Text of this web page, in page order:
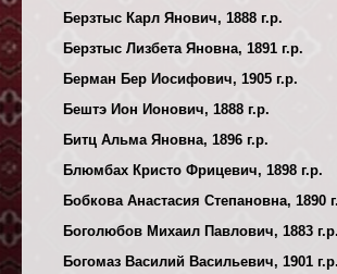
Берзтыс Карл Янович, 1888 г.р.
Берзтыс Лизбета Яновна, 1891 г.р.
Берман Бер Иосифович, 1905 г.р.
Бештэ Ион Ионович, 1888 г.р.
Битц Альма Яновна, 1896 г.р.
Блюмбах Кристо Фрицевич, 1898 г.р.
Бобкова Анастасия Степановна, 1890
Боголюбов Михаил Павлович, 1883 г.р.
Богомаз Василий Васильевич, 1901 г.р.